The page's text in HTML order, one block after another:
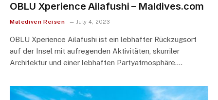
OBLU Xperience Ailafushi – Maldives.com
Malediven Reisen July 4, 2023
OBLU Xperience Ailafushi ist ein lebhafter Rückzugsort
auf der Insel mit aufregenden Aktivitäten, skurriler
Architektur und einer lebhaften Partyatmosphäre.…